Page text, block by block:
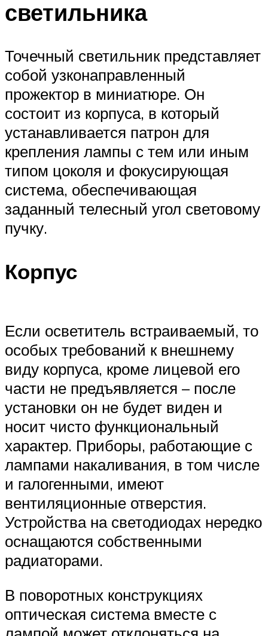
светильника
Точечный светильник представляет
собой узконаправленный
прожектор в миниатюре. Он
состоит из корпуса, в который
устанавливается патрон для
крепления лампы с тем или иным
типом цоколя и фокусирующая
система, обеспечивающая
заданный телесный угол световому
пучку.
Корпус
Если осветитель встраиваемый, то
особых требований к внешнему
виду корпуса, кроме лицевой его
части не предъявляется – после
установки он не будет виден и
носит чисто функциональный
характер. Приборы, работающие с
лампами накаливания, в том числе
и галогенными, имеют
вентиляционные отверстия.
Устройства на светодиодах нередко
оснащаются собственными
радиаторами.
В поворотных конструкциях
оптическая система вместе с